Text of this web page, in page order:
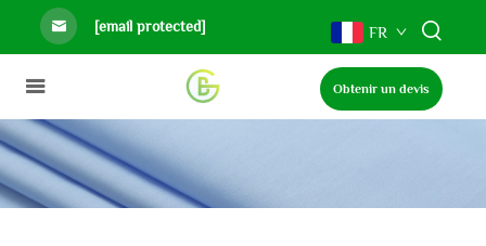
[email protected] FR
Obtenir un devis